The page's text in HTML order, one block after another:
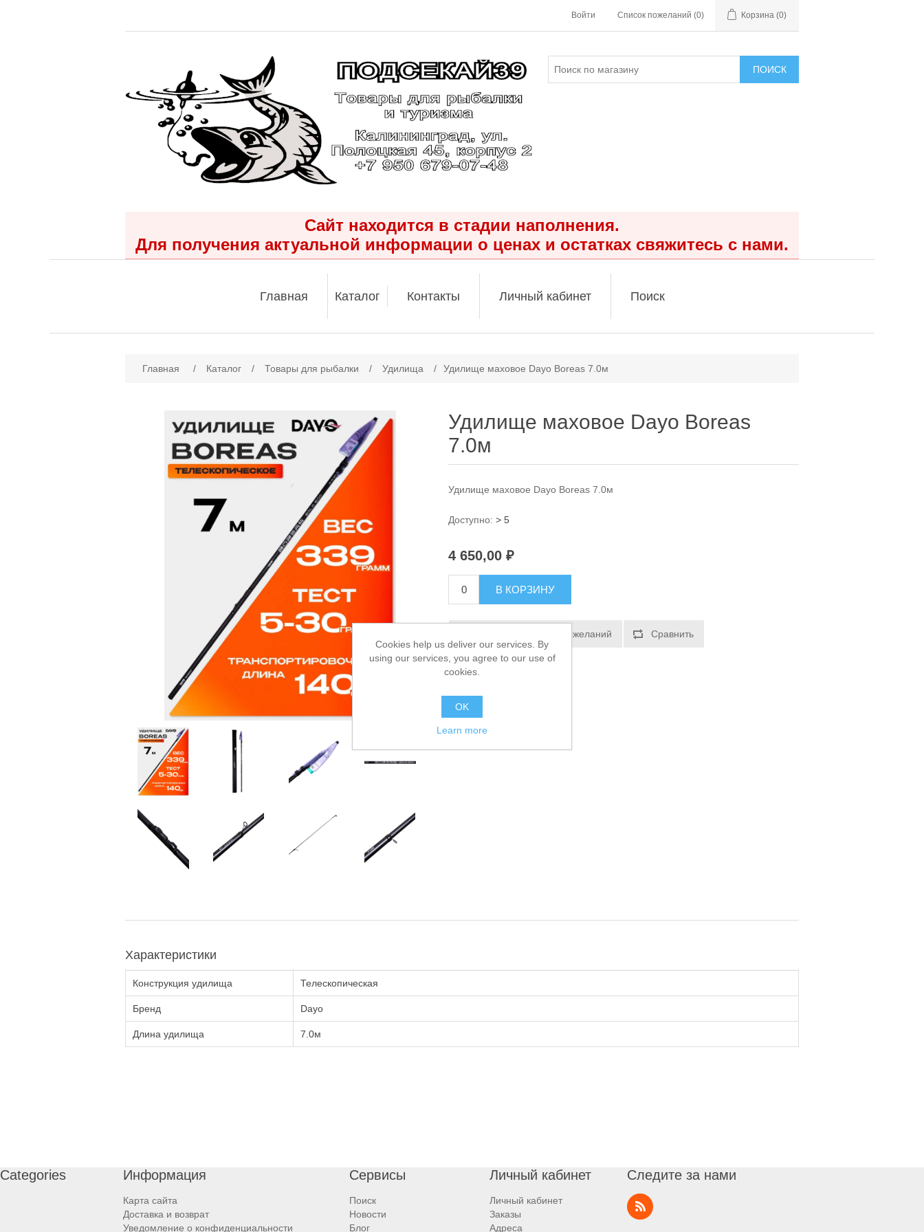
Войти Список пожеланий (0) Корзина (0)
ПОИСК
Сайт находится в стадии наполнения.
Для получения актуальной информации о ценах и остатках свяжитесь с нами.
Главная Каталог Контакты Личный кабинет Поиск
Главная / Каталог / Товары для рыбалки / Удилища / Удилище маховое Dayo Boreas 7.0м
Удилище маховое Dayo Boreas
7.0м
Удилище маховое Dayo Boreas 7.0м
Доступно: > 5
4 650,00 ₽
В КОРЗИНУ
Добавить в список пожеланий Сравнить
Сообщить другу
Характеристики
Конструкция удилища Телескопическая
Бренд Dayo
Длина удилища 7.0м
Categories Информация
Карта сайта
Доставка и возврат
Уведомление о конфиденциальности
Сервисы
Поиск
Новости
Блог
Личный кабинет
Личный кабинет
Заказы
Адреса
Следите за нами
Cookies help us deliver our services. By
using our services, you agree to our use of
cookies.
OK
Learn more